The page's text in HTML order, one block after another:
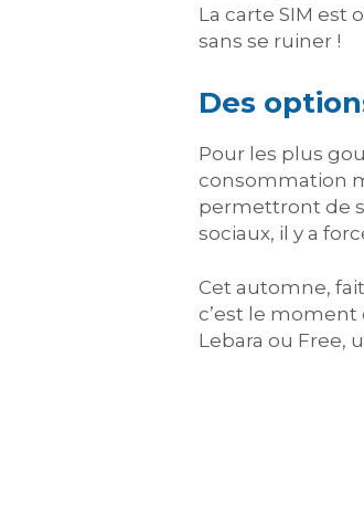
La carte SIM
sans se ruiner !
Des
Pour les plus
consommation
permettront de
sociaux, il y a
Cet automne,
c’est le moment
Lebara ou Free,